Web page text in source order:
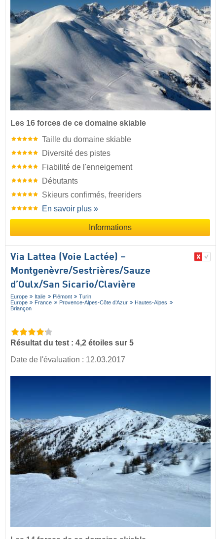
Les 16 forces de ce domaine skiable
Taille du domaine skiable
Diversité des pistes
Fiabilité de l'enneigement
Débutants
Skieurs confirmés, freeriders
En savoir plus »
Informations
Via Lattea (Voie Lactée) –
Montgenèvre/​Sestrières/​Sauze
d’Oulx/​San Sicario/​Clavière
Europe Italie Piémont
Turin
Europe
France Provence-Alpes-Côte d’Azur
Hautes-Alpes
Briançon
Résultat du test : 4,2 étoiles sur 5
Date de l'évaluation : 12.03.2017